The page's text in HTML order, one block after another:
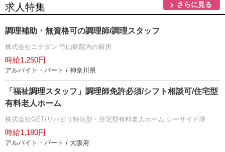
求人特集 さらに見る
調理補助・無資格可の調理師/調理スタッフ
株式会社ニチダン 竹山病院内の厨房
時給1,250円
アルバイト・パート / 神奈川県
「福祉調理スタッフ」調理師免許必須/シフト相談可/住宅型
有料老人ホーム
株式会社GET/リハビリ特化型・住宅型有料老人ホーム シーサイド堺
時給1,180円
アルバイト・パート / 大阪府